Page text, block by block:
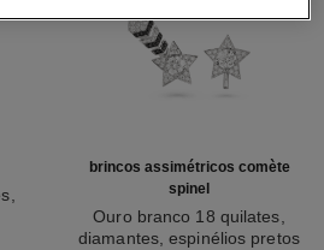
brincos assimétricos comète
spinel
Ouro branco 18 quilates,
diamantes, espinélios pretos